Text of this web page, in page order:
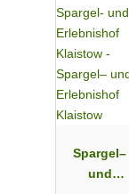
Spargel–
und